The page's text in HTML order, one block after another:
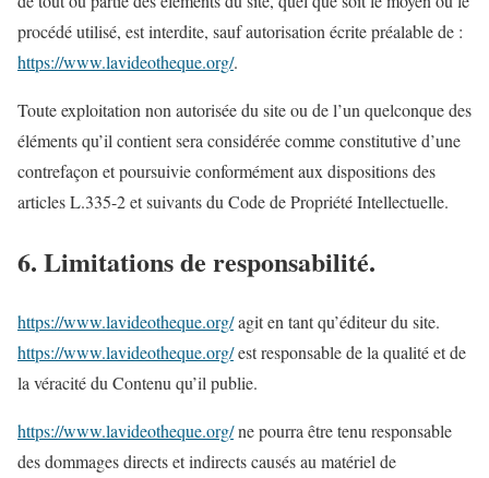
procédé utilisé, est interdite, sauf autorisation écrite préalable de :
https://www.lavideotheque.org/.
Toute exploitation non autorisée du site ou de l’un quelconque des
éléments qu’il contient sera considérée comme constitutive d’une
contrefaçon et poursuivie conformément aux dispositions des
articles L.335-2 et suivants du Code de Propriété Intellectuelle.
6. Limitations de responsabilité.
https://www.lavideotheque.org/agit en tant qu’éditeur du site.
https://www.lavideotheque.org/est responsable de la qualité et de
la véracité du Contenu qu’il publie.
https://www.lavideotheque.org/ne pourra être tenu responsable
des dommages directs et indirects causés au matériel de